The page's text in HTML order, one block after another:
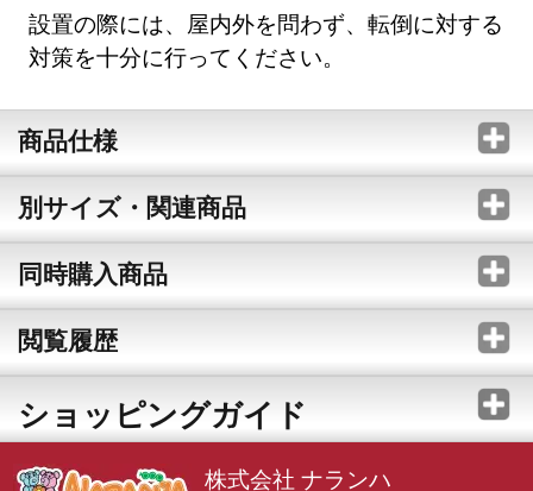
設置の際には、屋内外を問わず、転倒に対する
対策を十分に行ってください。
商品仕様
別サイズ・関連商品
同時購入商品
閲覧履歴
ショッピングガイド
株式会社 ナランハ